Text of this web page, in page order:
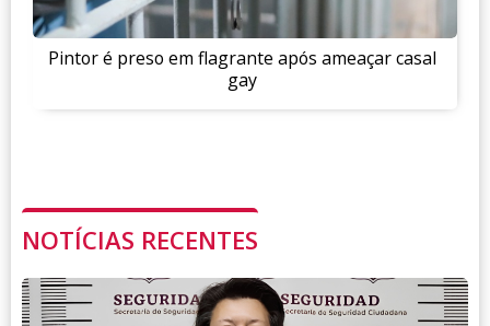
Pintor é preso em flagrante após ameaçar casal
gay
NOTÍCIAS RECENTES